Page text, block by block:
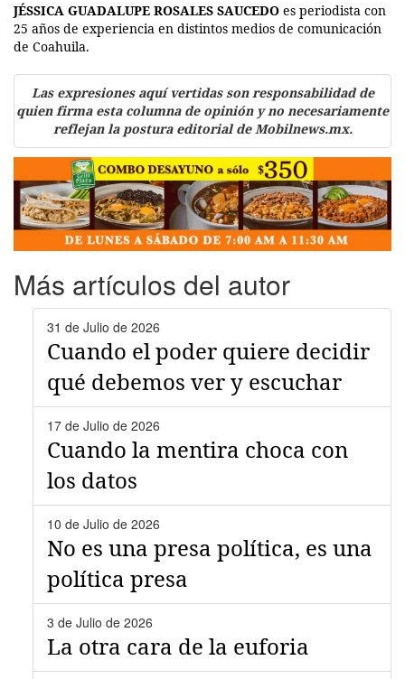
JÉSSICA GUADALUPE ROSALES SAUCEDO es periodista con
25 años de experiencia en distintos medios de comunicación
de Coahuila.
Las expresiones aquí vertidas son responsabilidad de
quien firma esta columna de opinión y no necesariamente
reflejan la postura editorial de Mobilnews.mx.
Más artículos del autor
31 de Julio de 2026
Cuando el poder quiere decidir
qué debemos ver y escuchar
17 de Julio de 2026
Cuando la mentira choca con
los datos
10 de Julio de 2026
No es una presa política, es una
política presa
3 de Julio de 2026
La otra cara de la euforia